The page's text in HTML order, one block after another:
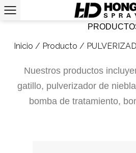
Inicio / Producto /
Nuestros productos
gatillo, pulverizador de
bomba de tratamiento,